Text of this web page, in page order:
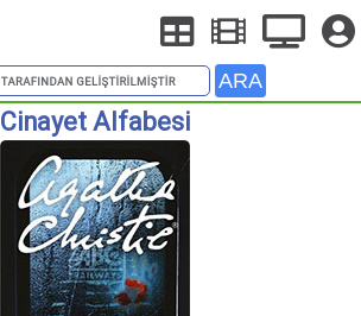
Cinayet Alfabesi